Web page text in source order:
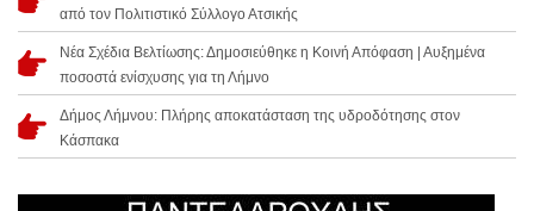
από τον Πολιτιστικό Σύλλογο Ατσικής
Νέα Σχέδια Βελτίωσης: Δημοσιεύθηκε η Κοινή Απόφαση | Αυξημένα
ποσοστά ενίσχυσης για τη Λήμνο
Δήμος Λήμνου: Πλήρης αποκατάσταση της υδροδότησης στον
Κάσπακα